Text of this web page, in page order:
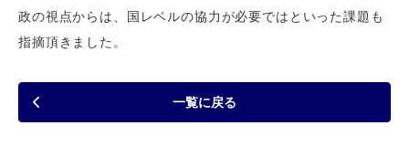
政の視点からは、国レベルの協力が必要ではといった課題も
指摘頂きました。
一覧に戻る